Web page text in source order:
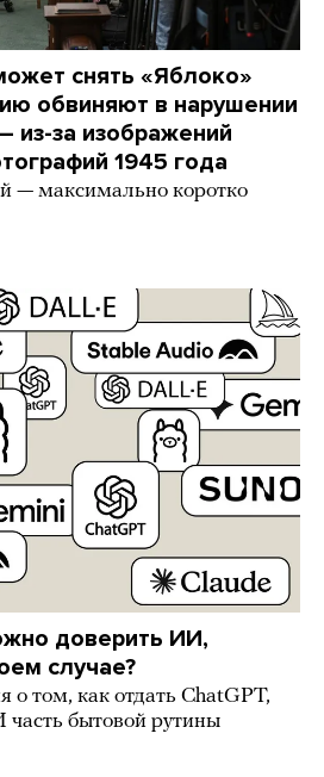
снять «Яблоко»
обвиняют в нарушении
из-за изображений
1945 года
— максимально коротко
доверить ИИ,
случае?
о том, как отдать ChatGPT,
бытовой рутины